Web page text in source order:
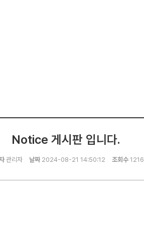
Notice 게시판 입니다.
관리자 날짜2024-08-21 14:50:12 조회수1216